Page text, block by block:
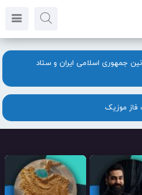
جمهوری اسلامی ایران و ستاد
موزیک